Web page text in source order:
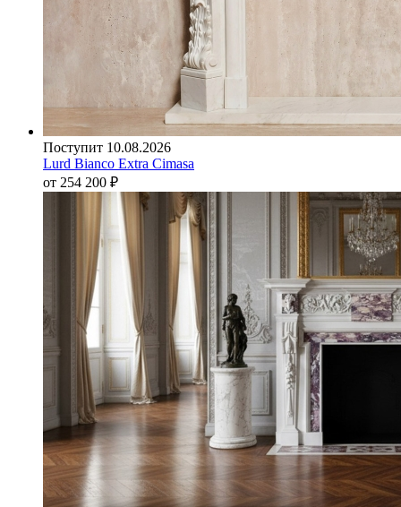
Поступит 10.08.2026
Lurd Bianco Extra Cimasa
от 254 200 ₽